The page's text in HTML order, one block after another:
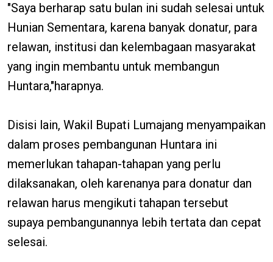
"Saya berharap satu bulan ini sudah selesai untuk
Hunian Sementara, karena banyak donatur, para
relawan, institusi dan kelembagaan masyarakat
yang ingin membantu untuk membangun
Huntara,"harapnya.
Disisi lain, Wakil Bupati Lumajang menyampaikan
dalam proses pembangunan Huntara ini
memerlukan tahapan-tahapan yang perlu
dilaksanakan, oleh karenanya para donatur dan
relawan harus mengikuti tahapan tersebut
supaya pembangunannya lebih tertata dan cepat
selesai.